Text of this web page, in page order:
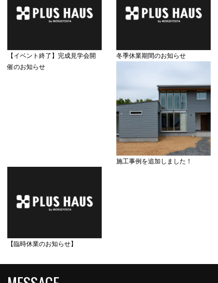
【イベント終了】完成見学会開
催のお知らせ
冬季休業期間のお知らせ
施工事例を追加しました！
【臨時休業のお知らせ】